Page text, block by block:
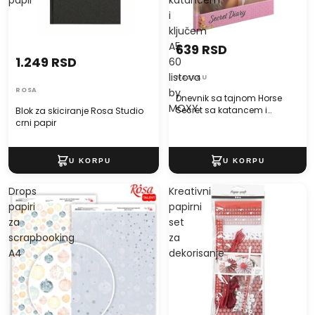
Blok za skiciranje Rosa Studio
crni papir
1.249 RSD
ROSA
i
ključem
A5
60
listova
by
MOXY
Dnevnik sa tajnom Horse
Secret sa katancem i
639 RSD
NASSAU
Drops
papiri
za
scrapbooking
A4
Kreativni
papirni
set
za
dekorisanje